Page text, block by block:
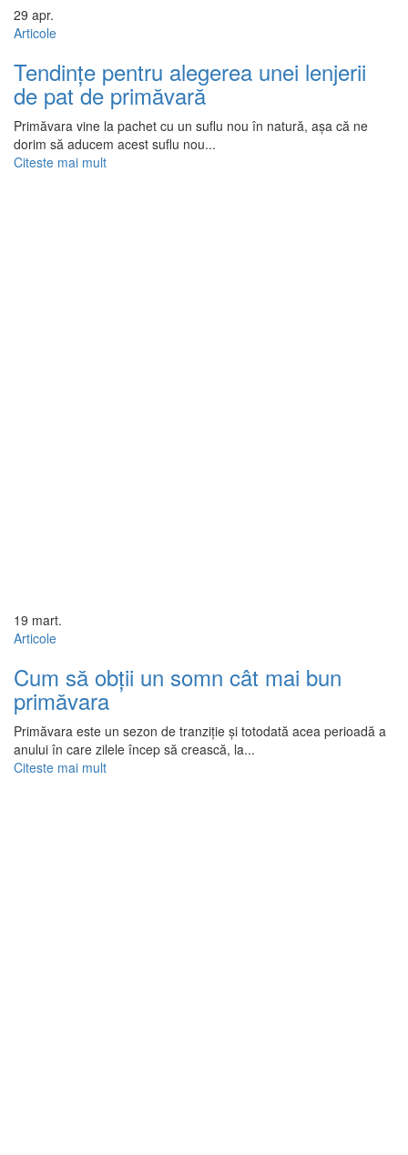
29 apr.
Articole
Tendințe pentru alegerea unei lenjerii
de pat de primăvară
Primăvara vine la pachet cu un suflu nou în natură, așa că ne
dorim să aducem acest suflu nou...
Citeste mai mult
19 mart.
Articole
Cum să obții un somn cât mai bun
primăvara
Primăvara este un sezon de tranziție și totodată acea perioadă a
anului în care zilele încep să crească, la...
Citeste mai mult